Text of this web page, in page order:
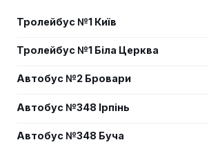
Тролейбус №1 Київ
Тролейбус №1 Біла Церква
Автобус №2 Бровари
Автобус №348 Ірпінь
Автобус №348 Буча